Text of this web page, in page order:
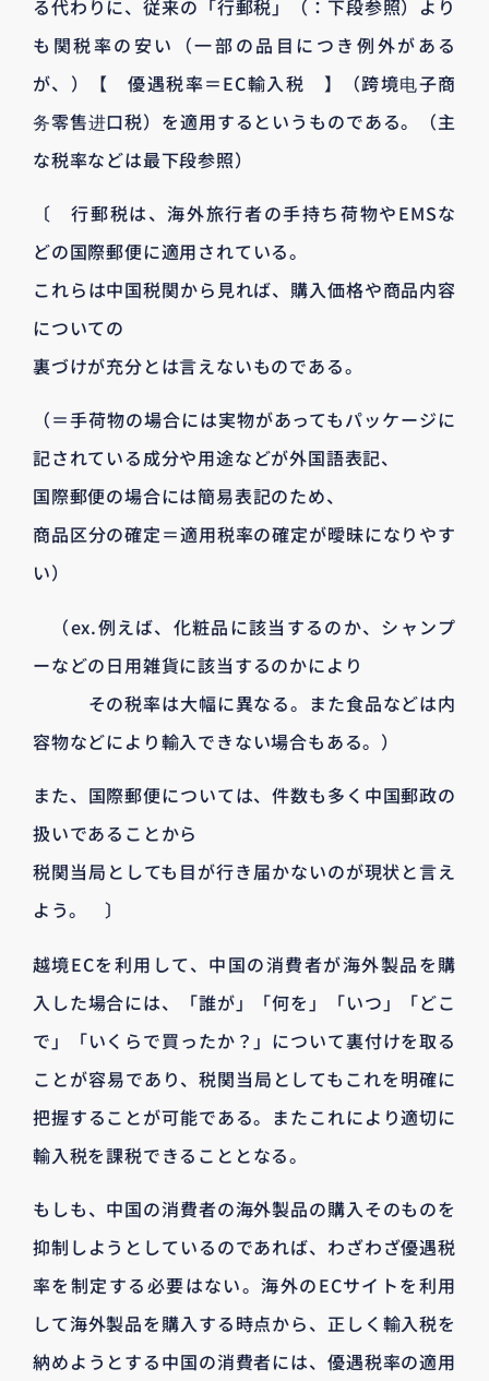
る代わりに、従来の「行郵税」（：下段参照）より
も関税率の安い（一部の品目につき例外がある
が、）【 優遇税率＝EC輸入税 】（跨境电子商
务零售进口税）を適用するというものである。（主
な税率などは最下段参照）
〔 行郵税は、海外旅行者の手持ち荷物やEMSな
どの国際郵便に適用されている。
これらは中国税関から見れば、購入価格や商品内容
についての
裏づけが充分とは言えないものである。
（＝手荷物の場合には実物があってもパッケージに
記されている成分や用途などが外国語表記、
国際郵便の場合には簡易表記のため、
商品区分の確定＝適用税率の確定が曖昧になりやす
い）
（ex.例えば、化粧品に該当するのか、シャンプ
ーなどの日用雑貨に該当するのかにより
その税率は大幅に異なる。また食品などは内
容物などにより輸入できない場合もある。）
また、国際郵便については、件数も多く中国郵政の
扱いであることから
税関当局としても目が行き届かないのが現状と言え
よう。 〕
越境ECを利用して、中国の消費者が海外製品を購
入した場合には、「誰が」「何を」「いつ」「どこ
で」「いくらで買ったか？」について裏付けを取る
ことが容易であり、税関当局としてもこれを明確に
把握することが可能である。またこれにより適切に
輸入税を課税できることとなる。
もしも、中国の消費者の海外製品の購入そのものを
抑制しようとしているのであれば、わざわざ優遇税
率を制定する必要はない。海外のECサイトを利用
して海外製品を購入する時点から、正しく輸入税を
納めようとする中国の消費者には、優遇税率の適用